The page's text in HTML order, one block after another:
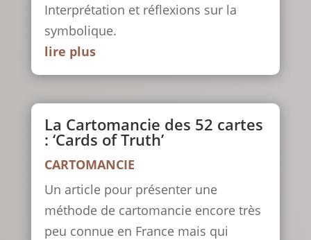
Interprétation et réflexions sur la
symbolique.
lire plus
La Cartomancie des 52 cartes
: ‘Cards of Truth’
CARTOMANCIE
Un article pour présenter une
méthode de cartomancie encore très
peu connue en France mais qui